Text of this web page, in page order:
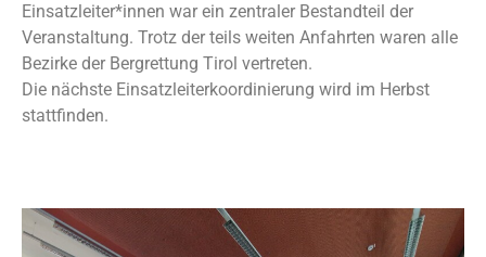
Einsatzleiter*innen war ein zentraler Bestandteil der
Veranstaltung. Trotz der teils weiten Anfahrten waren alle
Bezirke der Bergrettung Tirol vertreten.
Die nächste Einsatzleiterkoordinierung wird im Herbst
stattfinden.